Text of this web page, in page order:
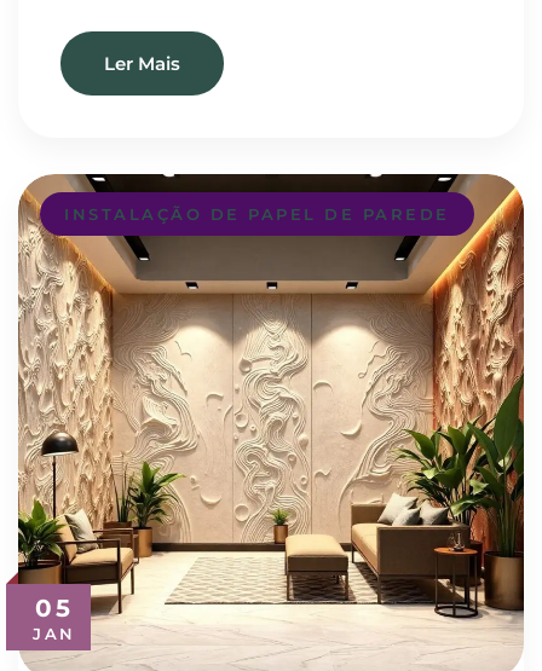
Ler Mais
05
JAN
INSTALAÇÃO DE PAPEL DE PAREDE